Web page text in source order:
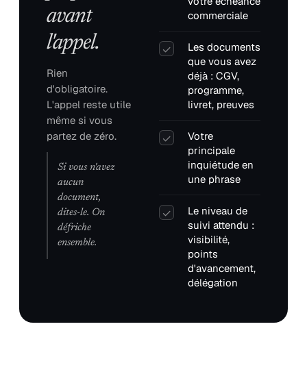
avant
l'appel.
Rien
d'obligatoire.
L'appel reste utile
même si vous
partez de zéro.
Si vous n'avez
aucun
document,
dites-le. On
défriche
ensemble.
commerciale
✓
Les documents
que vous avez
déjà : CGV,
programme,
livret, preuves
✓
Votre
principale
inquiétude en
une phrase
✓
Le niveau de
suivi attendu :
visibilité,
points
d'avancement,
délégation